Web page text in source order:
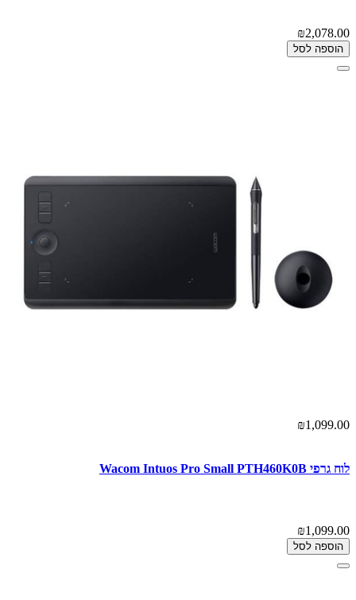
₪2,078.00
הוספה לסל
₪1,099.00
לוח גרפי Wacom Intuos Pro Small PTH460K0B
₪1,099.00
הוספה לסל